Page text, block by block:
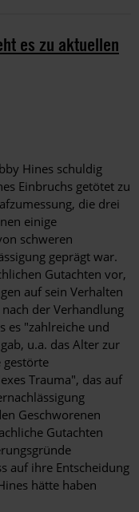
es zu aktuellen
Hines schuldig
Einbruchs getötet zu
die drei
einige
schweren
geprägt war.
Gutachten vor,
auf sein Verhalten
der Verhandlung
es "zahlreiche und
u.a. das Alter zur
gestörte
Trauma", das auf
Geschworenen
Gutachten
auf ihre Entscheidung
hätte haben